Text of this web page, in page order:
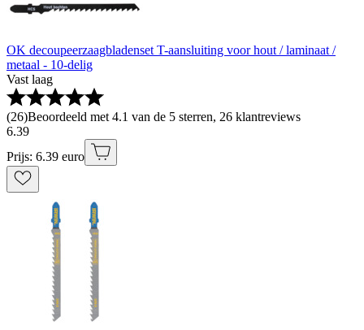
OK decoupeerzaagbladenset T-aansluiting voor hout / laminaat /
metaal - 10-delig
Vast laag
(26)Beoordeeld met 4.1 van de 5 sterren, 26 klantreviews
6.39
Prijs: 6.39 euro